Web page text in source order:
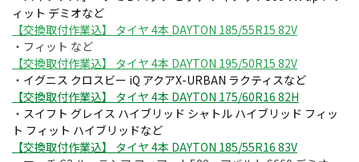
ィット デミオなど
【交換取付作業込】 タイヤ 4本 DAYTON 185/55R15 82V
・フィット など
【交換取付作業込】 タイヤ 4本 DAYTON 195/50R15 82V
・ イグニス クロスビー iQ アクアX-URBAN ラクティスなど
【交換取付作業込】 タイヤ 4本 DAYTON 175/60R16 82H
・ スイフト グレイス ハイブリッド シャトル ハイブリッド フィッ
ト フィット ハイブリッドなど
【交換取付作業込】 タイヤ 4本 DAYTON 185/55R16 83V